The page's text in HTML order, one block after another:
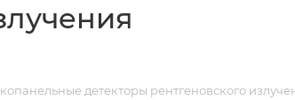
детекторы рентгеновского